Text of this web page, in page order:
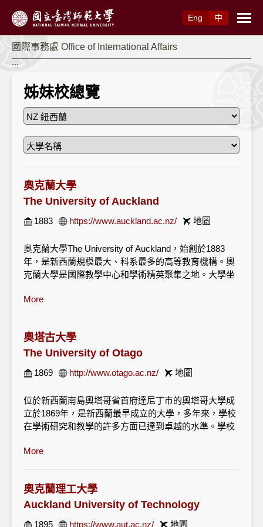
Eng
中
國際事務處 Office of International Affairs
:::
姊妹校總覽
奧克蘭大學
The University of Auckland
1883 https://www.auckland.ac.nz/ 地圖
奧克蘭大學The University of Auckland，始創於1883
年，是新西蘭規模最大、科系最多的高等教育機構。奧
克蘭大學是國際教學中心和學術精英聚集之地。大學坐
中心，為其近三萬名學生提供了一個精彩刺激的環境。
有關奧克蘭大學前身建立的法律文件。翌年5月21日舉
行開學典禮，宣布該校向一切人、一切階層的男女開
放，是一個完全民主的機構。當時有經典文學與英語、
數學、自然科學、化學與物理等四個教授講座。 1958年
它不僅歷史悠久，而且擁有最先進的科學技術和教學方
法。奧克蘭大學還是全球性大學組織Universities21的成
員，同時也是太平洋周邊大學協會的成員(Association of
Pacific Rim Universities)。目前在校學生人數為32,000
在奧克蘭生活幾乎像在亞洲其它大都市一般，只是城市
面積較大，且無完善的大眾運輸系統，需要自行開車的
時候比較多，所以塞車情況也愈形嚴重。由於各國的人
More
奧塔古大學
The University of Otago
1869 http://www.otago.ac.nz/ 地圖
位於新西蘭南島奧塔哥省首府達尼丁市的奧塔哥大學成
立於1869年，是新西蘭最早成立的大學，多年來，學校
在學術研究和教學的許多方面已達到卓越的水準。學校
研究生。學校還有來自40多個國家的1000名外國留學
學校的主校園位於達尼丁市。丹尼丁的環境安全，舒
適，不擁擠，是理想的學習和開展各種戶外活動的好地
方。達尼丁校園位於市中心，大多是學生住在只需要步
More
奧克蘭理工大學
Auckland University of Technology
1895 https://www.aut.ac.nz/ 地圖